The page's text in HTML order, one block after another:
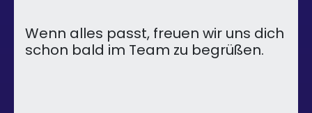
Wenn alles passt, freuen wir uns dich
schon bald im Team zu begrüßen.